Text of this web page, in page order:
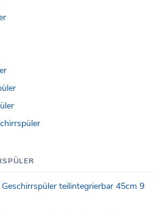
teilintegrierbar 45cm 9